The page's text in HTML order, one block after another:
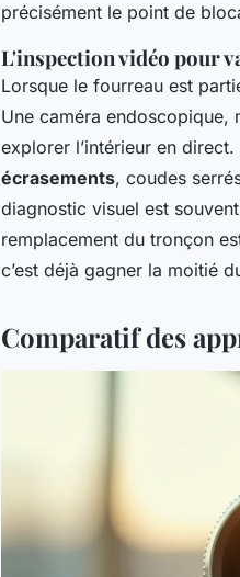
précisément le point de
L'inspection vidéo pour
Lorsque le fourreau est
Une caméra endoscopique,
explorer l’intérieur en
écrasements, coudes
diagnostic visuel est
remplacement du tronçon
c’est déjà gagner la moitié
Comparatif des